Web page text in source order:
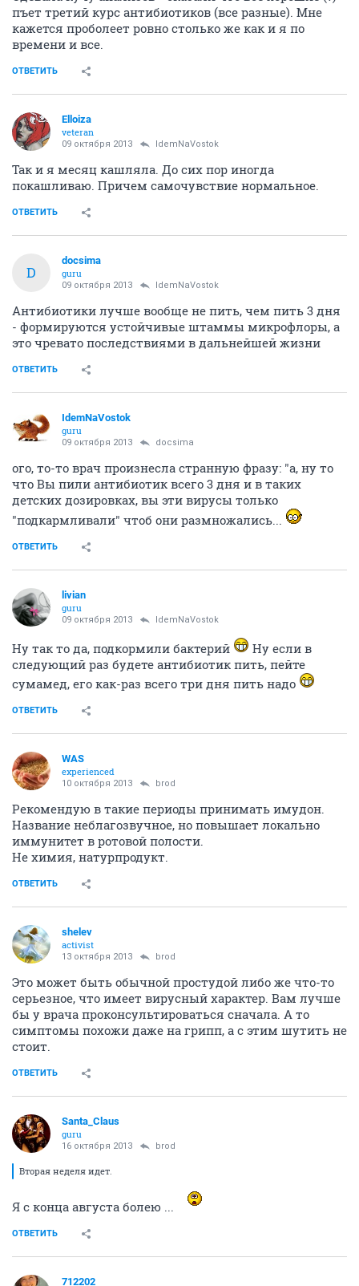
пъет третий курс антибиотиков (все разные). Мне
кажется проболеет ровно столько же как и я по
времени и все.
ОТВЕТИТЬ
Elloiza
veteran
09 октября 2013 IdemNaVostok
Так и я месяц кашляла. До сих пор иногда
покашливаю. Причем самочувствие нормальное.
ОТВЕТИТЬ
D
docsima
guru
09 октября 2013 IdemNaVostok
Антибиотики лучше вообще не пить, чем пить 3 дня
- формируются устойчивые штаммы микрофлоры, а
это чревато последствиями в дальнейшей жизни
ОТВЕТИТЬ
IdemNaVostok
guru
09 октября 2013 docsima
ого, то-то врач произнесла странную фразу: "а, ну то
что Вы пили антибиотик всего 3 дня и в таких
детских дозировках, вы эти вирусы только
"подкармливали" чтоб они размножались...
ОТВЕТИТЬ
livian
guru
09 октября 2013 IdemNaVostok
Ну так то да, подкормили бактерий
Ну если в
следующий раз будете антибиотик пить, пейте
сумамед, его как-раз всего три дня пить надо
ОТВЕТИТЬ
WAS
experienced
10 октября 2013 brod
Рекомендую в такие периоды принимать имудон.
Название неблагозвучное, но повышает локально
иммунитет в ротовой полости.
Не химия, натурпродукт.
ОТВЕТИТЬ
shelev
activist
13 октября 2013 brod
Это может быть обычной простудой либо же что-то
серьезное, что имеет вирусный характер. Вам лучше
бы у врача проконсультироваться сначала. А то
симптомы похожи даже на грипп, а с этим шутить не
стоит.
ОТВЕТИТЬ
Santa_Claus
guru
16 октября 2013 brod
Вторая неделя идет.
Я с конца августа болею ...
ОТВЕТИТЬ
712202